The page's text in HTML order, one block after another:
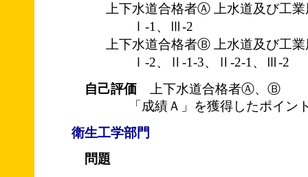
上下水道合格者Ⓐ 上水道及び工業
Ⅰ-1、Ⅲ-2
上下水道合格者Ⓑ 上水道及び工業
Ⅰ-2、Ⅱ-1-3、Ⅱ-2-1、Ⅲ-2
自己評価
上下水道合格者Ⓐ、Ⓑ
「成績Ａ」を獲得したポイン
衛生工学部門
問題